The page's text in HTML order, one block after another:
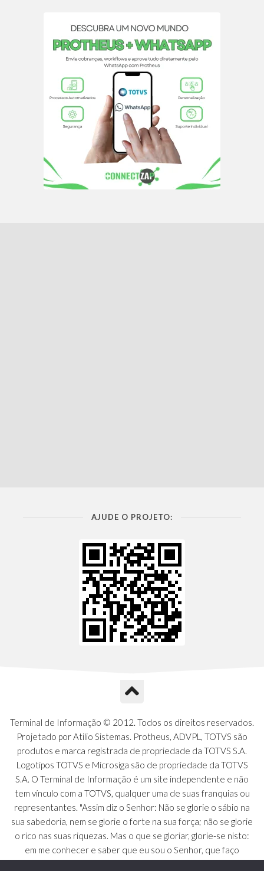
AJUDE O PROJETO:
Terminal de Informação © 2012. Todos os direitos reservados.
Projetado por Atilio Sistemas. Protheus, ADVPL, TOTVS são
produtos e marca registrada de propriedade da TOTVS S.A.
Logotipos TOTVS e Microsiga são de propriedade da TOTVS
S.A. O Terminal de Informação é um site independente e não
tem vínculo com a TOTVS, qualquer uma de suas franquias ou
representantes. "Assim diz o Senhor: Não se glorie o sábio na
sua sabedoria, nem se glorie o forte na sua força; não se glorie
o rico nas suas riquezas. Mas o que se gloriar, glorie-se nisto:
em me conhecer e saber que eu sou o Senhor, que faço